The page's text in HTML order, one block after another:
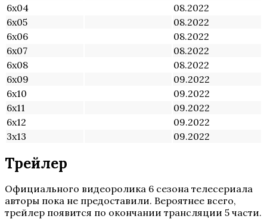
6х04
08.2022
6х05
08.2022
6х06
08.2022
6х07
08.2022
6х08
08.2022
6х09
09.2022
6х10
09.2022
6х11
09.2022
6х12
09.2022
3х13
09.2022
Трейлер
Официального видеоролика 6 сезона телесериала
авторы пока не предоставили. Вероятнее всего,
трейлер появится по окончании трансляции 5 части.